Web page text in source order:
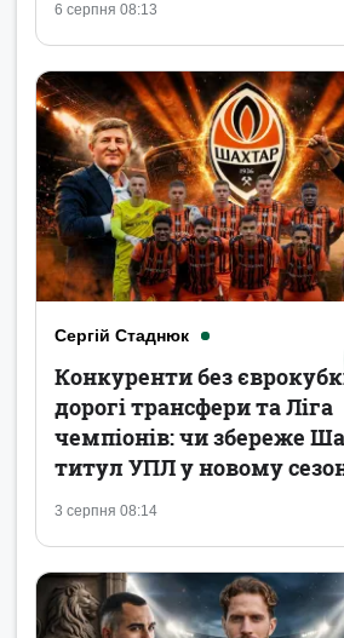
6 серпня 08:13
Сергій Стаднюк
3 серпня 08:14
Конкуренти без
дорогі трансфери та Ліга
чемпіонів: чи збереже
титул УПЛ у новому